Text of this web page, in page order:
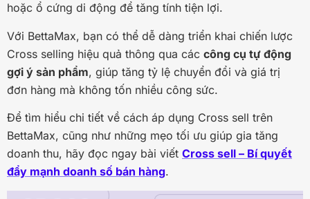
hoặc ổ cứng di động để tăng tính tiện lợi.
Với BettaMax, bạn có thể dễ dàng triển khai chiến lược
Cross selling hiệu quả thông qua các công cụ tự động
gợi ý sản phẩm, giúp tăng tỷ lệ chuyển đổi và giá trị
đơn hàng mà không tốn nhiều công sức.
Để tìm hiểu chi tiết về cách áp dụng Cross sell trên
BettaMax, cũng như những mẹo tối ưu giúp gia tăng
doanh thu, hãy đọc ngay bài viết Cross sell – Bí quyết
đẩy mạnh doanh số bán hàng.